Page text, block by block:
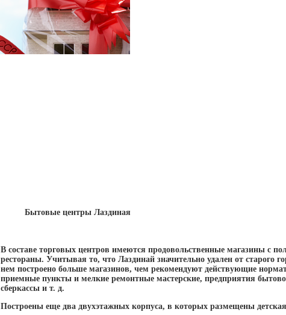
Бытовые центры Лаздиная
В составе торговых центров имеются продовольственные магазины с
рестораны. Учитывая то, что Лаздинай значительно удален от старого
нем построено больше магазинов, чем рекомендуют действующие
приемные пункты и мелкие ремонтные мастерские, предприятия
сберкассы и т. д.
Построены еще два двухэтажных корпуса, в которых размещены